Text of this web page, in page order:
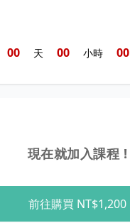
00 天 00 小時 00
現在就加入課程 !
前往購買 NT$1,200